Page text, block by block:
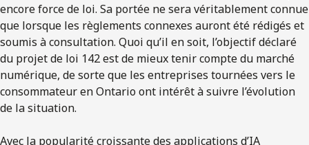
encore force de loi. Sa portée ne sera véritablement connue
que lorsque les règlements connexes auront été rédigés et
soumis à consultation. Quoi qu’il en soit, l’objectif déclaré
du projet de loi 142 est de mieux tenir compte du marché
numérique, de sorte que les entreprises tournées vers le
consommateur en Ontario ont intérêt à suivre l’évolution
de la situation.
Avec la popularité croissante des applications d’IA